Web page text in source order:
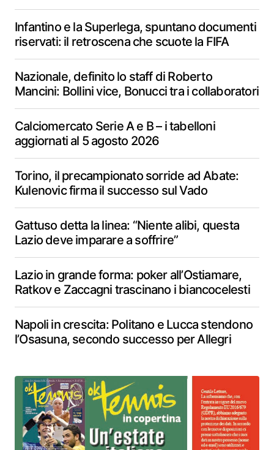
Infantino e la Superlega, spuntano documenti
riservati: il retroscena che scuote la FIFA
Nazionale, definito lo staff di Roberto
Mancini: Bollini vice, Bonucci tra i collaboratori
Calciomercato Serie A e B – i tabelloni
aggiornati al 5 agosto 2026
Torino, il precampionato sorride ad Abate:
Kulenovic firma il successo sul Vado
Gattuso detta la linea: “Niente alibi, questa
Lazio deve imparare a soffrire”
Lazio in grande forma: poker all’Ostiamare,
Ratkov e Zaccagni trascinano i biancocelesti
Napoli in crescita: Politano e Lucca stendono
l’Osasuna, secondo successo per Allegri